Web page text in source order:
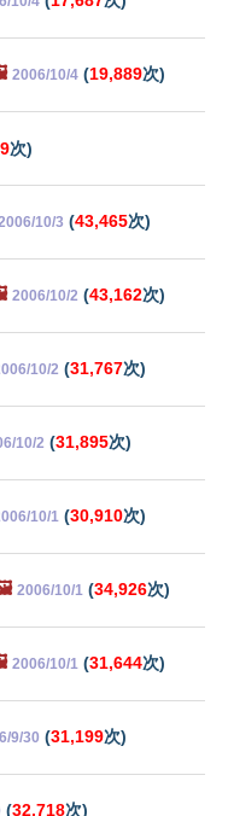
2006/10/4 (19,889次)
次)
10/3 (43,465次)
2006/10/2 (43,162次)
10/2 (31,767次)
10/2 (31,895次)
10/1 (30,910次)
2006/10/1 (34,926次)
2006/10/1 (31,644次)
9/30 (31,199次)
(32,718次)